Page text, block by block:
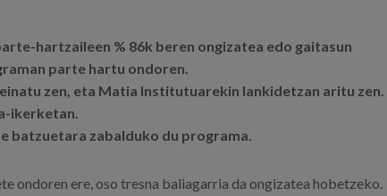
hartzaileen % 86k beren ongizatea edo gaitasun
parte hartu ondoren.
zen, eta Matia Institutuarekin lankidetzan aritu zen.
ikerketan.
batzuetara zabalduko du programa.
ondoren ere, oso tresna baliagarria da ongizatea hobetzeko.